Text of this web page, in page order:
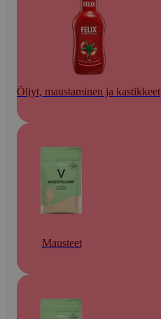
Öljyt, maustaminen ja kastikkeet
Mausteet